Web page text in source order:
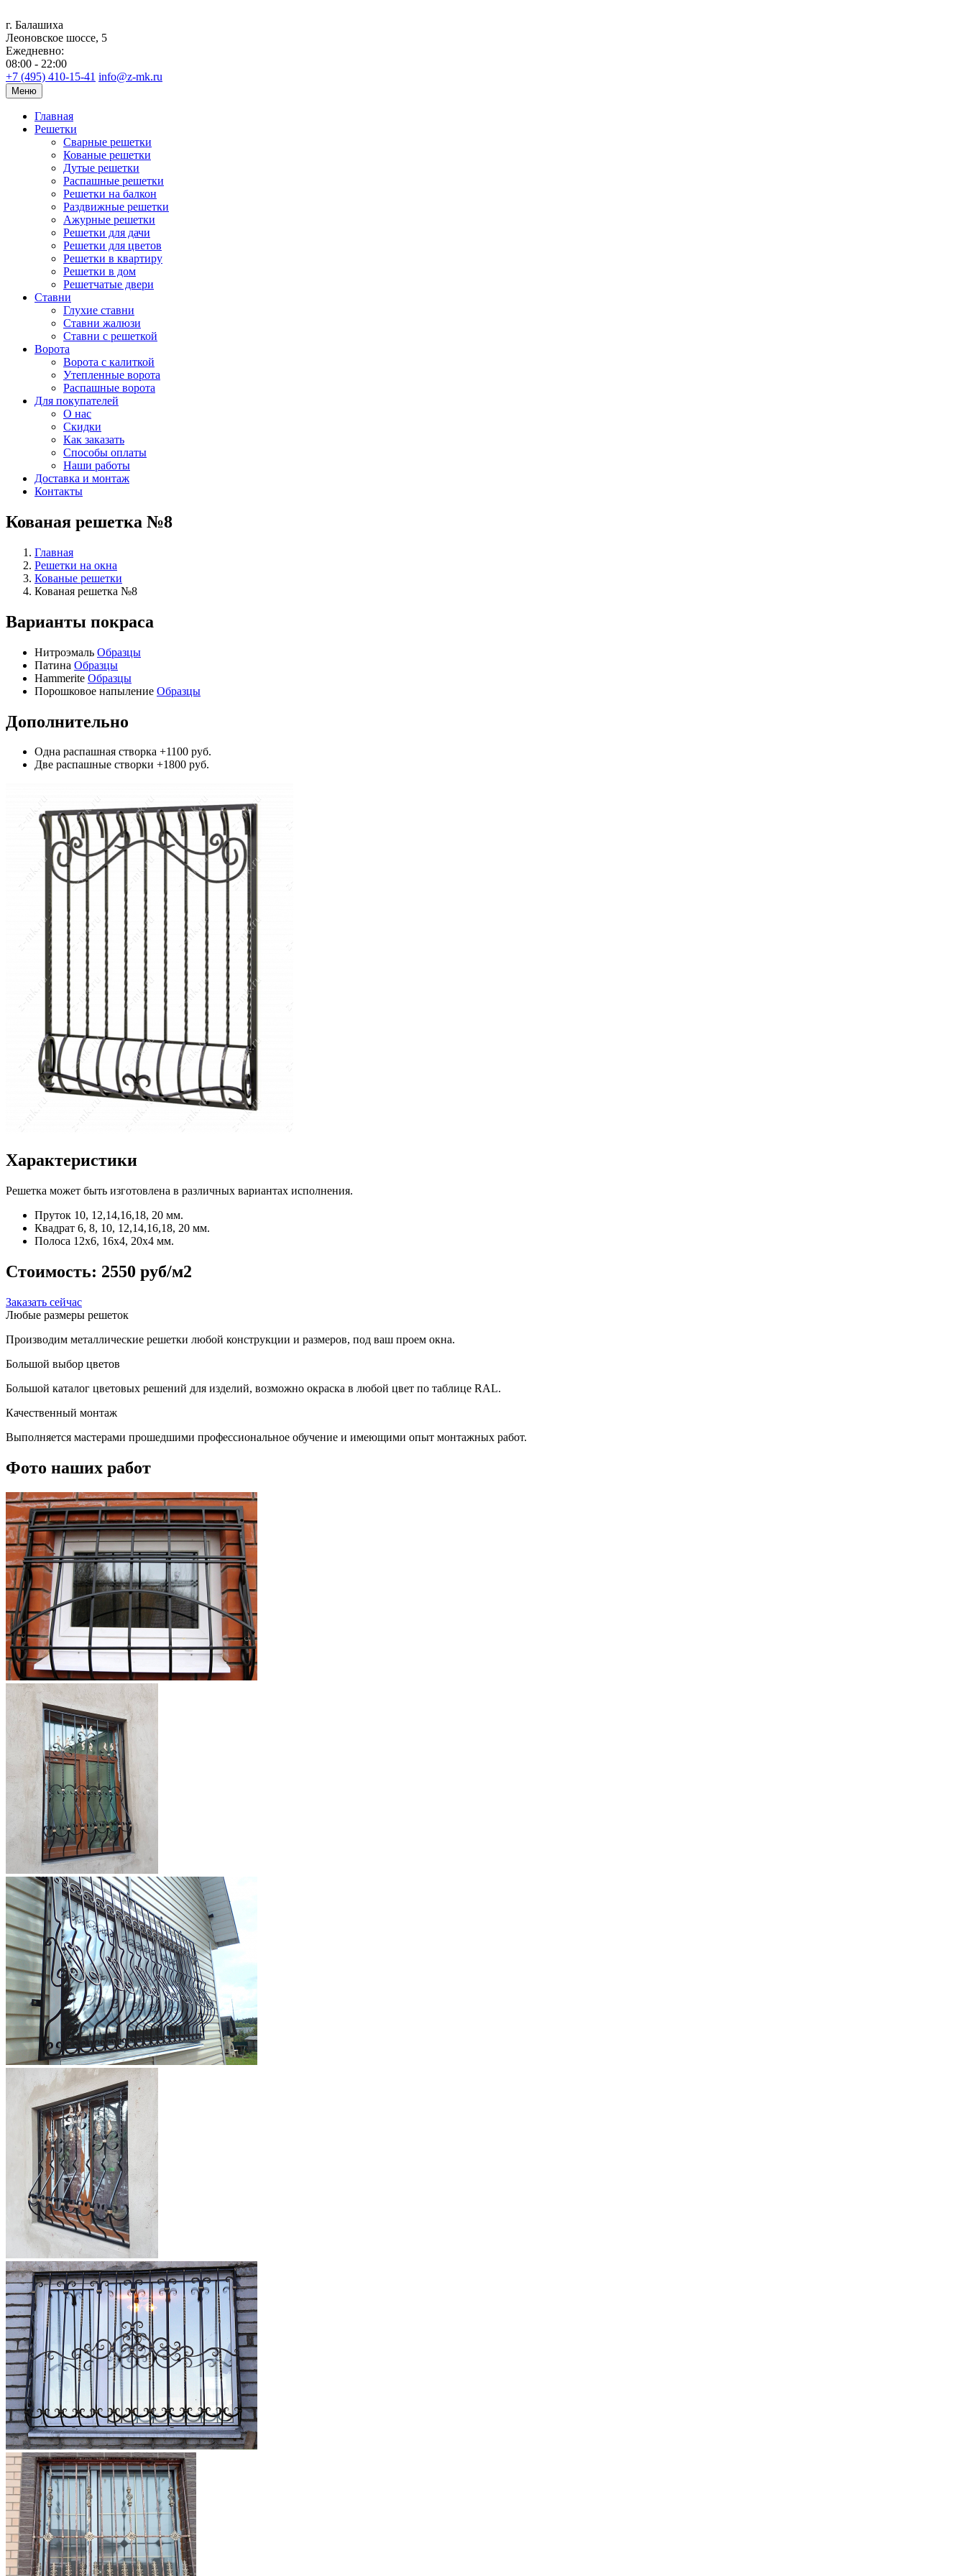
г. Балашиха
Леоновское шоссе, 5
Ежедневно:
08:00 - 22:00
+7 (495) 410-15-41 info@z-mk.ru
Меню
Главная
Решетки
Сварные решетки
Кованые решетки
Дутые решетки
Распашные решетки
Решетки на балкон
Раздвижные решетки
Ажурные решетки
Решетки для дачи
Решетки для цветов
Решетки в квартиру
Решетки в дом
Решетчатые двери
Ставни
Глухие ставни
Ставни жалюзи
Ставни с решеткой
Ворота
Ворота с калиткой
Утепленные ворота
Распашные ворота
Для покупателей
О нас
Скидки
Как заказать
Способы оплаты
Наши работы
Доставка и монтаж
Контакты
Кованая решетка №8
Главная
Решетки на окна
Кованые решетки
Кованая решетка №8
Варианты покраса
Нитроэмаль Образцы
Патина Образцы
Hammerite Образцы
Порошковое напыление Образцы
Дополнительно
Одна распашная створка +1100 руб.
Две распашные створки +1800 руб.
Характеристики
Решетка может быть изготовлена в различных вариантах исполнения.
Пруток 10, 12,14,16,18, 20 мм.
Квадрат 6, 8, 10, 12,14,16,18, 20 мм.
Полоса 12x6, 16x4, 20x4 мм.
Стоимость: 2550 руб/м2
Заказать сейчас
Любые размеры решеток
Производим металлические решетки любой конструкции и размеров, под ваш проем окна.
Большой выбор цветов
Большой каталог цветовых решений для изделий, возможно окраска в любой цвет по таблице RAL.
Качественный монтаж
Выполняется мастерами прошедшими профессиональное обучение и имеющими опыт монтажных работ.
Фото наших работ